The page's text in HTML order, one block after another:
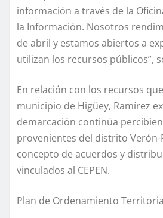
información a través de la
la Información. Nosotros
de abril y estamos abiertos a
utilizan los recursos públicos”,
En relación con los recursos
municipio de Higüey, Ramírez
demarcación continúa
provenientes del distrito
concepto de acuerdos y
vinculados al CEPEN.
Plan de Ordenamiento